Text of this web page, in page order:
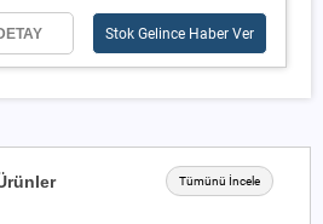
Stok Gelince Haber Ver
Tümünü İncele